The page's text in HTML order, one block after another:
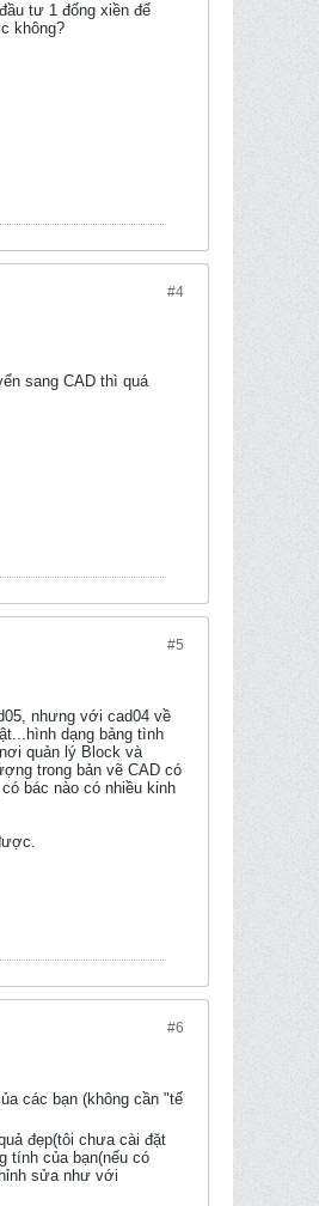
tư 1 đống xiền để
không?
#4
sang CAD thì quá
#5
nhưng với cad04 về
dạng bảng tình
quản lý Block và
trong bản vẽ CAD có
bác nào có nhiều kinh
#6
các bạn (không cần "tế
đẹp(tôi chưa cài đặt
tính của bạn(nếu có
sửa như với